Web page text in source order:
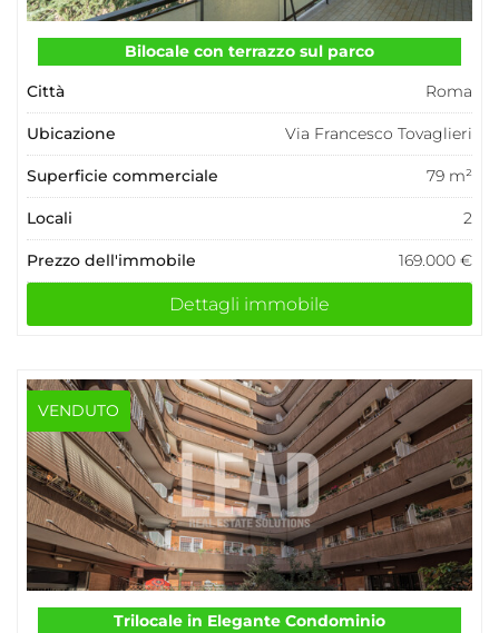
Bilocale con terrazzo sul parco
Città
Roma
Ubicazione Via Francesco Tovaglieri
Superficie commerciale 79 m²
Locali 2
Prezzo dell'immobile 169.000 €
Dettagli immobile
VENDUTO
Trilocale in Elegante Condominio